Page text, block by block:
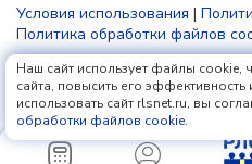
Условия использования |
Политика обработки файлов
Наш сайт использует файлы cookie,
сайта, повысить его
использовать сайт rlsnet.ru, вы
обработки файлов cookie.